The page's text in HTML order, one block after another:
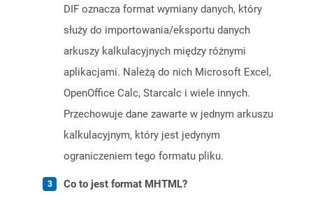
DIF oznacza format wymiany danych, który
służy do importowania/eksportu danych
arkuszy kalkulacyjnych między różnymi
aplikacjami. Należą do nich Microsoft Excel,
OpenOffice Calc, Starcalc i wiele innych.
Przechowuje dane zawarte w jednym arkuszu
kalkulacyjnym, który jest jedynym
ograniczeniem tego formatu pliku.
Co to jest format MHTML?